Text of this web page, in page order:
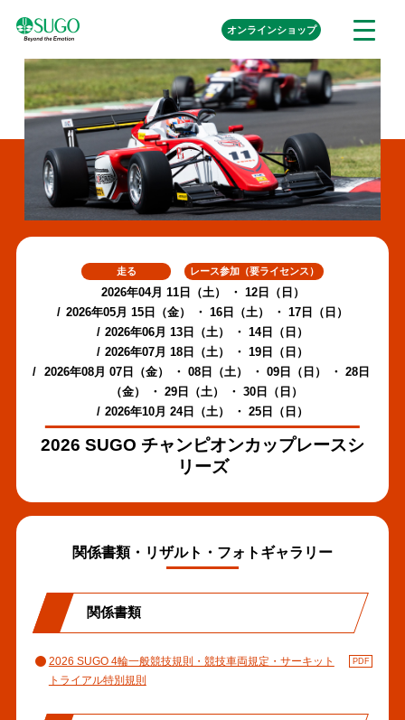
メ
ュ
ー
オンラインショップ外
部
ン
ク
走る レース参加（要ライセンス）
2026年04月 11日（土） ・ 12日（日）
2026年05月 15日（金） ・ 16日（土） ・ 17日（日）
2026年06月 13日（土） ・ 14日（日）
2026年07月 18日（土） ・ 19日（日）
2026年08月 07日（金） ・ 08日（土） ・ 09日（日） ・ 28日
（金） ・ 29日（土） ・ 30日（日）
2026年10月 24日（土） ・ 25日（日）
2026 SUGO チャンピオンカップレースシ
リーズ
関係書類・リザルト・フォトギャラリー
関係書類
2026 SUGO 4輪一般競技規則・競技車両規定・サーキット
トライアル特別規則